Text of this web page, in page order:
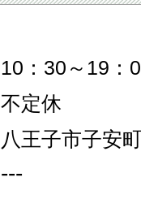
10：30～19：
迄）
不定休
八王子市子安
---